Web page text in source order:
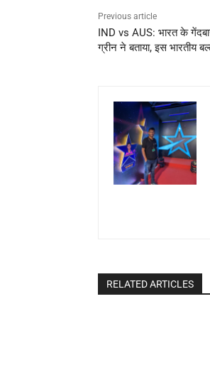
Previous article
IND vs AUS: भारत के
ग्रीन ने बताया, इस भारतीय
RELATED ARTICLES